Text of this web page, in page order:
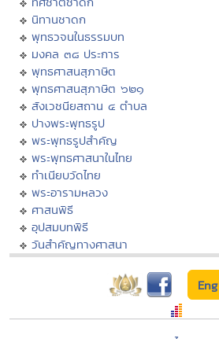
นิทานชาดก
พุทธวจนในธรรมบท
มงคล ๓๘ ประการ
พุทธศาสนสุภาษิต
พุทธศาสนสุภาษิต ๖๒๑
สังเวชนียสถาน ๔ ตำบล
ปางพระพุทธรูป
พระพุทธรูปสำคัญ
พระพุทธศาสนาในไทย
ทำเนียบวัดไทย
พระอารามหลวง
ศาสนพิธี
อุปสมบทพิธี
วันสำคัญทางศาสนา
Eng